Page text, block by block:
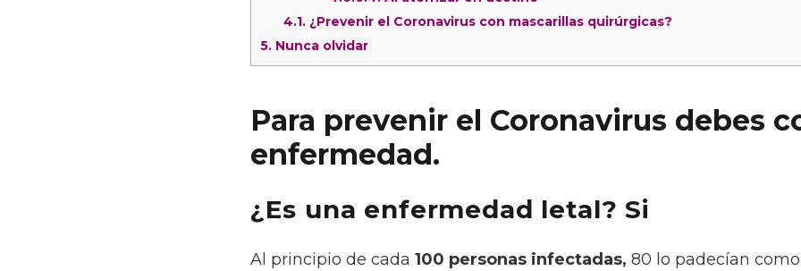
4.1. ¿Prevenir el Coronavirus con mascarillas quirúrgicas?
5. Nunca olvidar
Para prevenir el Coronavirus debes
enfermedad.
¿Es una enfermedad letal? Si
Al principio de cada100 personas infectadas, 80 lo padecían